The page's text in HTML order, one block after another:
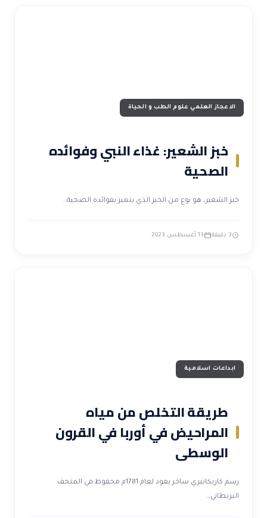
الاعجاز العلمي علوم الطب و الحياة
خبز الشعير: غذاء النبي وفوائده
الصحية
خبز الشعير، هو نوع من الخبز الذي يتميز بفوائده الصحية…
3 دقيقة 13 أغسطس 2023
ابداعات اسلامية
طريقة التخلص من مياه
المراحيض في أوربا في القرون
الوسطى
رسم كاريكاتيري ساخر يعود لعام 1781م محفوظ في المتحف
البريطاني…